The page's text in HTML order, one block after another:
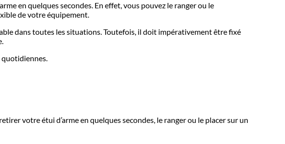
en quelques secondes. En effet, vous pouvez le ranger ou le
de votre équipement.
dans toutes les situations. Toutefois, il doit impérativement être fixé
quotidiennes.
votre étui d’arme en quelques secondes, le ranger ou le placer sur un